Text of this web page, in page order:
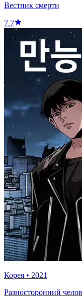
Вестник смерти
7.7
Корея • 2021
Разносторонний